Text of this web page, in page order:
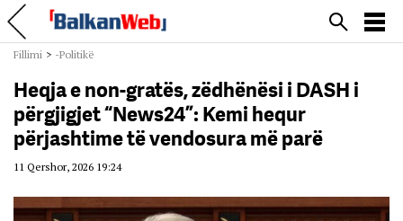
Fillimi > -Politikë
Heqja e non-gratës, zëdhënësi i DASH i
përgjigjet “News24”: Kemi hequr
përjashtime të vendosura më parë
11 Qershor, 2026 19:24